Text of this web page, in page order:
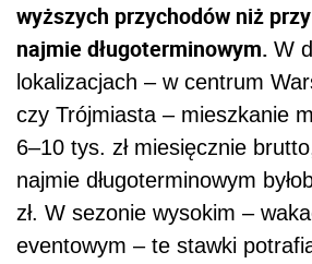
wyższych przychodów niż
najmie długoterminowym. W
lokalizacjach – w centrum
czy Trójmiasta – mieszkanie
6–10 tys. zł miesięcznie
najmie długoterminowym
zł. W sezonie wysokim –
eventowym – te stawki